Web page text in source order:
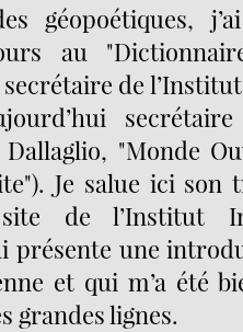
géopoétiques,
au
de
Dallaglio, "Monde
Je salue ici son
de l’Institut
présente une
et qui m’a été
grandes lignes.